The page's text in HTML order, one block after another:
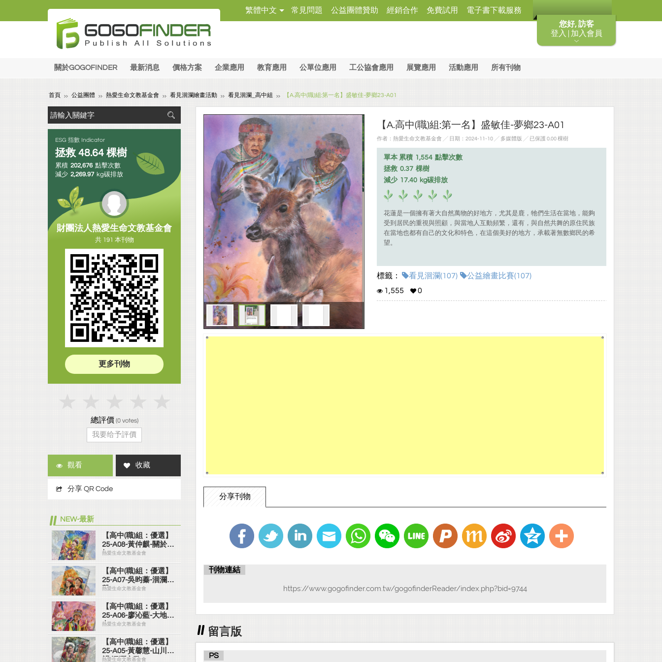
您好, 訪客
登入 | 加入會員
繁體中文 常見問題 公益團體贊助 經銷合作 免費試用 電子書下載服務
關於GOGOFINDER 最新消息 價格方案 企業應用 教育應用 公單位應用 工公協會應用 展覽應用 活動應用 所有刊物
首頁 公益團體 熱愛生命文教基金會 看見洄瀾繪畫活動 看見洄瀾_高中組 【A.高中(職)組:第一名】盛敏佳-夢鄉23-A01
【A.高中(職)組:第一名】盛敏佳-夢鄉23-A01
作者：熱愛生命文教基金會 ╱ 日期：2024-11-10 ╱ 多媒體版 ╱ 已保護 0.00 棵樹
單本 累積 1,554 點擊次數
拯救 0.37 棵樹
減少 17.40 kg碳排放
花蓮是一個擁有著大自然萬物的好地方，尤其是鹿，牠們生活在當地，能夠
受到居民的重視與照顧，與當地人互動頻繁，還有，與自然共舞的原住民族
在當地也都有自己的文化和特色，在這個美好的地方，承載著無數鄉民的希
望。
標籤： 看見洄瀾(107)
公益繪畫比賽(107)
1,555
0
分享刊物
刊物連結
https://www.gogofinder.com.tw/gogofinderReader/index.php?bid=9744
留言版
PS
ESG 指數 Indicator
拯救 48.64 棵樹
累積 202,676 點擊次數
減少 2,269.97 kg碳排放
財團法人熱愛生命文教基金會
共 191 本刊物
更多刊物
總評價 (0votes)
我要给予評價
觀看 收藏
分享 QR Code
NEW-最新
【高中(職)組：優選】
25-A08-黃仲麒-關於彩
虹
熱愛生命文教基金會
【高中(職)組：優選】
25-A07-吳昀蓁-洄瀾之
聲
熱愛生命文教基金會
【高中(職)組：優選】
25-A06-廖沁藍-大地之
女
熱愛生命文教基金會
【高中(職)組：優選】
25-A05-黃馨慧-山川承
韻‧洄瀾之歌
熱愛生命文教基金會